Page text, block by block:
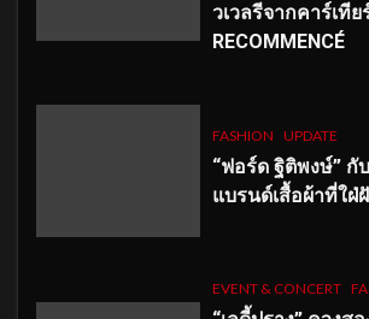
วเวลรีจากคาร์เทีย
RECOMMENCÉ
FASHION UPDATE
“ฟอร์ด ฐิติพงษ์” กั
แบรนด์เสื้อผ้าที่ใฝ่
EVENT & CONCERT